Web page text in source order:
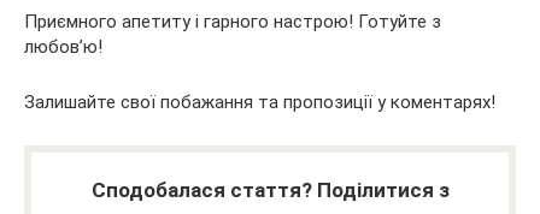
Приємного апетиту і гарного настрою! Готуйте з
любов’ю!
Залишайте свої побажання та пропозиції у коментарях!
Сподобалася стаття? Поділитися з